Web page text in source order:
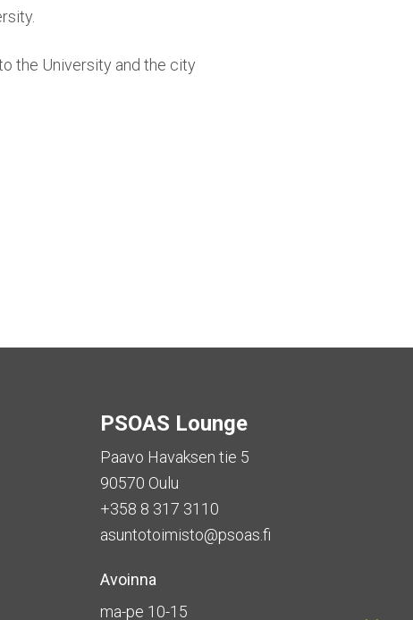
the University and the city
PSOAS Lounge
Paavo Havaksen tie 5
90570 Oulu
+358 8 317 3110
asuntotoimisto@psoas.fi
Avoinna
ma-pe 10-15